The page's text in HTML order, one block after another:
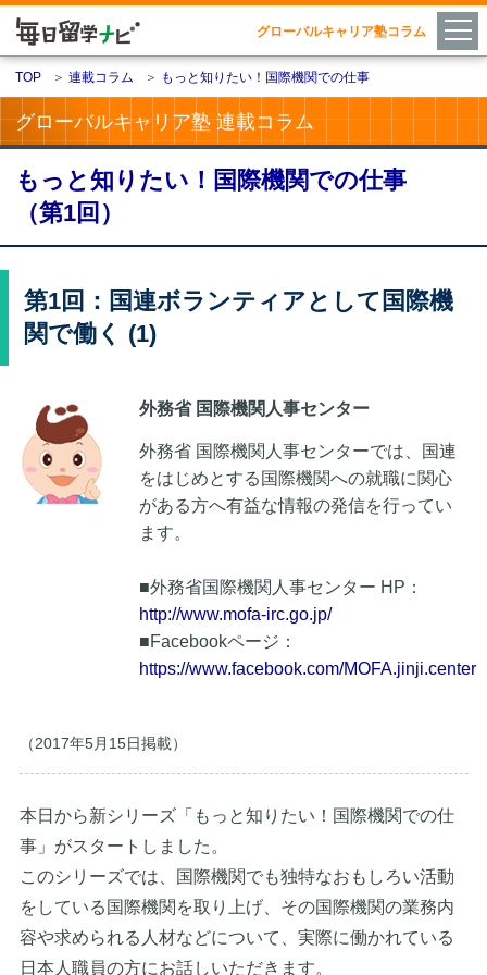
グローバルキャリア塾コラム
TOP ＞ 連載コラム ＞ もっと知りたい！国際機関での仕事
グローバルキャリア塾 連載コラム
もっと知りたい！国際機関での仕事
（第1回）
第1回：国連ボランティアとして国際機
関で働く (1)
外務省 国際機関人事センター
外務省 国際機関人事センターでは、国連
をはじめとする国際機関への就職に関心
がある方へ有益な情報の発信を行ってい
ます。
■外務省国際機関人事センター HP：
http://www.mofa-irc.go.jp/
■Facebookページ：
https://www.facebook.com/MOFA.jinji.center
（2017年5月15日掲載）
本日から新シリーズ「もっと知りたい！国際機関での仕
事」がスタートしました。
このシリーズでは、国際機関でも独特なおもしろい活動
をしている国際機関を取り上げ、その国際機関の業務内
容や求められる人材などについて、実際に働かれている
日本人職員の方にお話しいただきます。